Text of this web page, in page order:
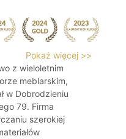
Pokaż więcej >>
z wieloletnim
meblarskim,
w Dobrodzieniu
79. Firma
szerokiej